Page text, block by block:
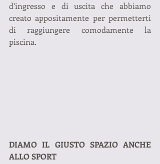
d’ingresso e di uscita che abbiamo
creato appositamente per permetterti
di raggiungere comodamente la
piscina.
DIAMO IL GIUSTO SPAZIO ANCHE
ALLO SPORT